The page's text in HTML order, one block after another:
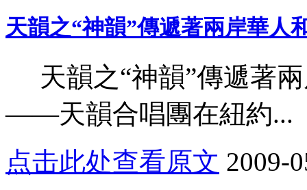
天韻之“神韻”傳遞著兩岸華人
天韻之“神韻”傳
——天韻合唱團在紐約...
点击此处查看原文 2009-